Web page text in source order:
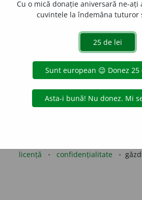
Adj.Care
folosită în tehnica fotografierii
acțiuni
datelor de pe acest site, inclusiv prin orice
prealabil scris, cu excepția seturilor de
licență confidențialitate
Cu o mică donație aniversară ne-ați
cuvintele la îndemâna tuturor